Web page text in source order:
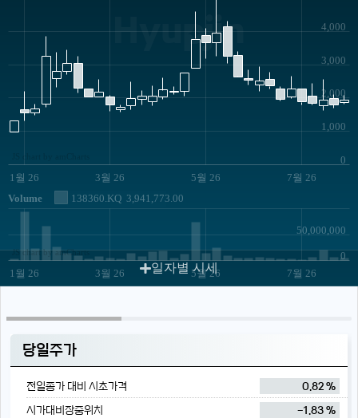
Hyupjin
1월 26 3월 26 5월 26 7월 26
0
1,000
2,000
3,000
4,000
Volume 138360.KQ 3,941,773.00
1월 26 3월 26 5월 26 7월 26
0
50,000,000
JS chart by amCharts
일자별 시세
당일주가
전일종가 대비 시초가격
0.82 %
시가대비장중위치
-1.83 %